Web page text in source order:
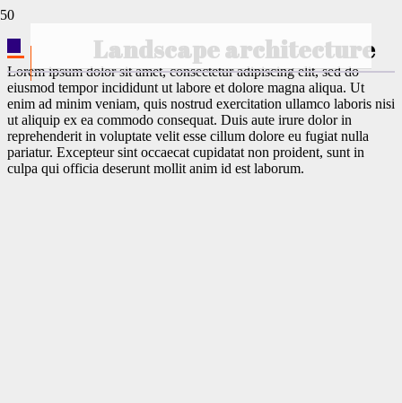
Landscape architecture
Lorem ipsum dolor sit amet, consectetur adipiscing elit, sed do
eiusmod tempor incididunt ut labore et dolore magna aliqua. Ut
enim ad minim veniam, quis nostrud exercitation ullamco laboris nisi
ut aliquip ex ea commodo consequat. Duis aute irure dolor in
reprehenderit in voluptate velit esse cillum dolore eu fugiat nulla
pariatur. Excepteur sint occaecat cupidatat non proident, sunt in
culpa qui officia deserunt mollit anim id est laborum.